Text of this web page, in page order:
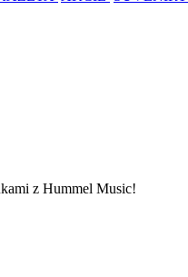
z Hummel Music!